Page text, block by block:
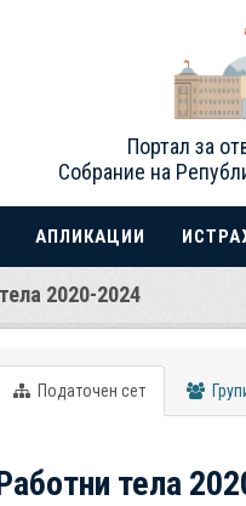
Портал за
Собрание на
АПЛИКАЦИИ
2020-2024
Податочен сет
тела